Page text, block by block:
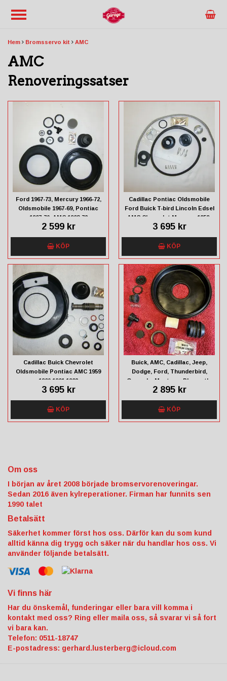
Hem Bromsservo kit AMC
AMC
Renoveringssatser
Ford 1967-73, Mercury 1966-72,
Oldsmobile 1967-69, Pontiac
1967-70, AMC 1968-72
2 599 kr
KÖP
Cadillac Pontiac Oldsmobile
Ford Buick T-bird Lincoln Edsel
AMC Chevrolet Mercury 1959-
1961
3 695 kr
KÖP
Cadillac Buick Chevrolet
Oldsmobile Pontiac AMC 1959
1960 1961 1962
3 695 kr
KÖP
Buick, AMC, Cadillac, Jeep,
Dodge, Ford, Thunderbird,
Granada, Mustang, Plymouth,
Dodge, Chevrolet, Mercury,
2 895 kr
KÖP
Om oss
I början av året 2008 började bromservorenoveringar.
Sedan 2016 även kylreperationer. Firman har funnits sen
1990 talet
Betalsätt
Säkerhet kommer först hos oss. Därför kan du som kund
alltid känna dig trygg och säker när du handlar hos oss. Vi
använder följande betalsätt.
Vi finns här
Har du önskemål, funderingar eller bara vill komma i
kontakt med oss? Ring eller maila oss, så svarar vi så fort
vi bara kan.
Telefon: 0511-18747
E-postadress: gerhard.lusterberg@icloud.com